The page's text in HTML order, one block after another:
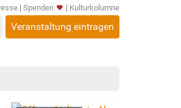
| Spenden | Kulturkolumne
Veranstaltung eintragen